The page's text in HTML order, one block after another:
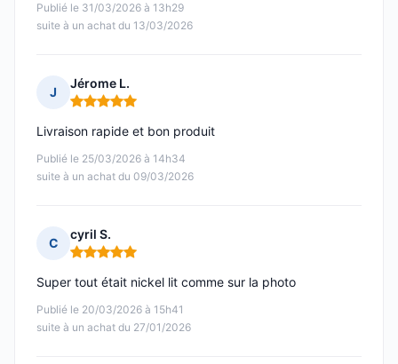
Publié le 31/03/2026 à 13h29
suite à un achat du 13/03/2026
J
Jérome L.
Note : 5 sur 5
Publié le 25/03/2026 à 14h34
suite à un achat du 09/03/2026
Livraison rapide et bon produit
C
cyril S.
Note : 5 sur 5
Publié le 20/03/2026 à 15h41
suite à un achat du 27/01/2026
Super tout était nickel lit comme sur la photo